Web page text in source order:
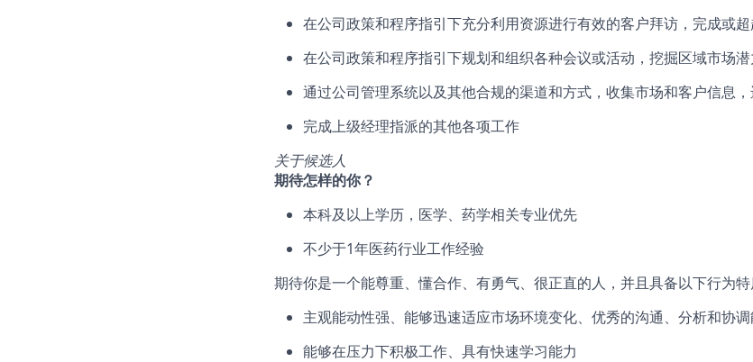
在公司政策和程序指引下充分利用资源进行有效的客户拜访，完成或
在公司政策和程序指引下规划和组织各种会议或活动，挖掘区域市场潜
通过公司管理系统以及其他合规的渠道和方式，收集市场和客户信息
完成上级经理指派的其他各项工作
关于候选人
期待怎样的你？
本科及以上学历，医学、药学相关专业优先
不少于1年医药行业工作经验
期待你是一个能尊重、懂合作、有勇气、很正直的人，并且具备以下行为特
主观能动性强、能够迅速适应市场环境变化、优秀的沟通、分析和协调
能够在压力下积极工作、具有快速学习能力